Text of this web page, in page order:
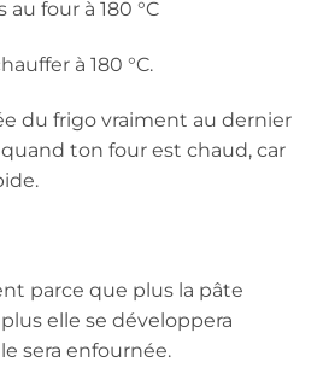
au four à 180 °C
à 180 °C.
du frigo vraiment au dernier
ton four est chaud, car
parce que plus la pâte
elle se développera
sera enfournée.